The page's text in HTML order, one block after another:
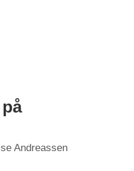
Andreassen